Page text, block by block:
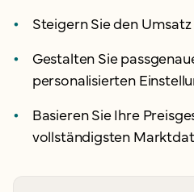
Steigern Sie den
Gestalten Sie
personalisierten
Basieren Sie Ihre
vollständigsten